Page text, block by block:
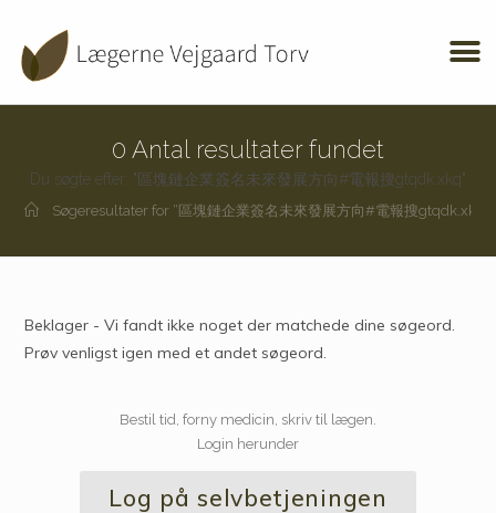
0 Antal resultater fundet
Du søgte efter: "區塊鏈企業簽名未來發展方向#電報搜gtqdk.xkq"
Søgeresultater for “區塊鏈企業簽名未來發展方向#電報搜gtqdk.xkq”
Beklager - Vi fandt ikke noget der matchede dine søgeord.
Prøv venligst igen med et andet søgeord.
Bestil tid, forny medicin, skriv til lægen.
Login herunder
Log på selvbetjeningen